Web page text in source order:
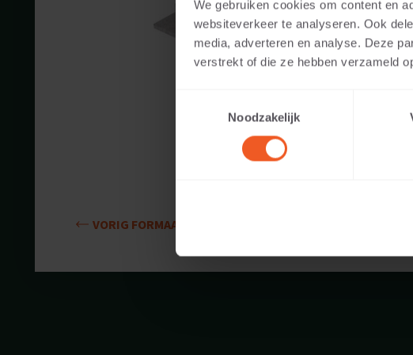
We gebruiken cookies om content en
websiteverkeer te analyseren. Ook
media, adverteren en analyse. Deze
verstrekt of die ze hebben verzameld
Noodzakelijk
Beschikbare kleuren:
Toepasbaar voor:
VORIG FORMAAT